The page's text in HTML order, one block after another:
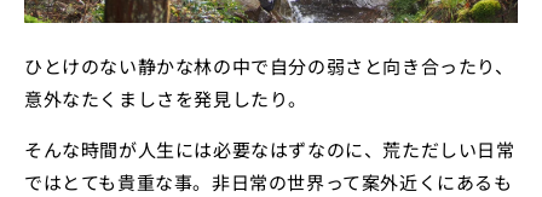
ひとけのない静かな林の中で自分の弱さと向き合ったり、
意外なたくましさを発見したり。
そんな時間が人生には必要なはずなのに、荒ただしい日常
ではとても貴重な事。非日常の世界って案外近くにあるも